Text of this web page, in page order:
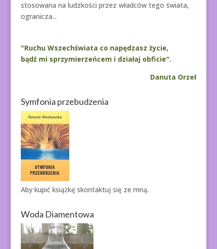
stosowana na ludzkości przez władców tego świata,
ogranicza...
"Ruchu Wszechświata co napędzasz życie,
bądź mi sprzymierzeńcem i działaj obficie".
Danuta Orzeł
Symfonia przebudzenia
Aby kupić książkę skontaktuj się ze mną.
Woda Diamentowa